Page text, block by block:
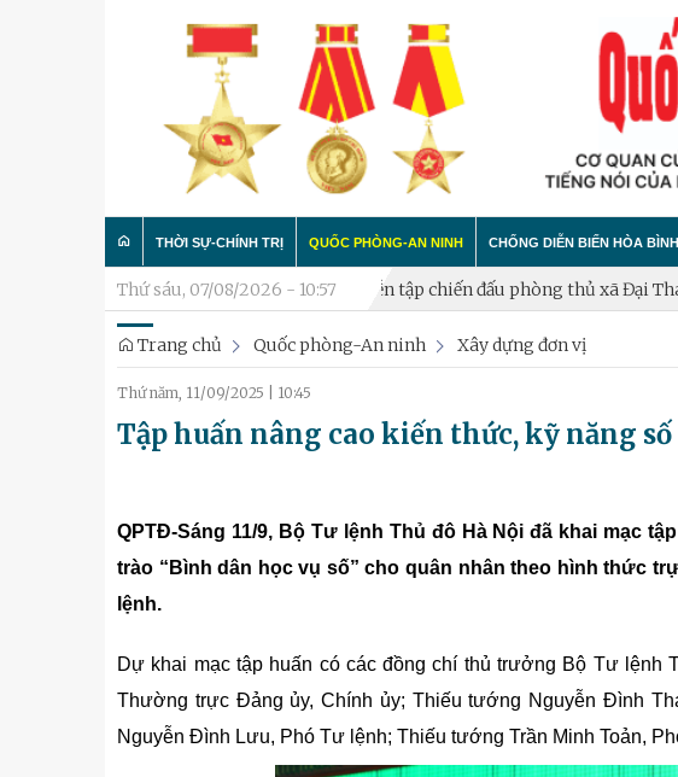
THỜI SỰ-CHÍNH TRỊ
Trong nước
Quân đội
Luận bàn
QUỐC PHÒNG-AN NINH
Công tác Đảng - Công tác Chính trị
Xây dựng đơn vị
Kỹ thuật
CHỐNG DIỄN BIẾN HÒA BÌNH
Làm thất bại âm mưu
Thứ sáu, 07/08/2026 - 10:57
cán bộ đã nghỉ hưu Khai mạc diễn tập chiến đấu phòng thủ xã Đại Thanh
Trang chủ Quốc phòng-An ninh Xây dựng đơn vị
Thứ năm, 11/09/2025 10:45
Tập huấn nâng cao kiến thức, kỹ năng
QPTĐ-Sáng 11/9, Bộ Tư lệnh Thủ đô Hà Nội đã khai mạc
trào “Bình dân học vụ số” cho quân nhân theo hình thức
lệnh.
Dự khai mạc tập huấn có các đồng chí thủ trưởng Bộ Tư
Thường trực Đảng ủy, Chính ủy; Thiếu tướng Nguyễn Đình
Nguyễn Đình Lưu, Phó Tư lệnh; Thiếu tướng Trần Minh Toản,